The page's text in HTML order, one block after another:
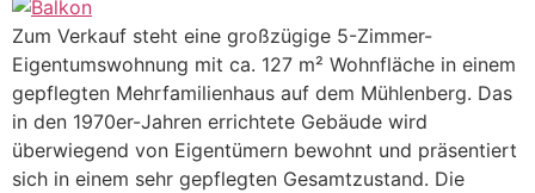
Zum Verkauf steht eine großzügige 5-Zimmer-
Eigentumswohnung mit ca. 127 m² Wohnfläche in einem
gepflegten Mehrfamilienhaus auf dem Mühlenberg. Das
in den 1970er-Jahren errichtete Gebäude wird
überwiegend von Eigentümern bewohnt und präsentiert
sich in einem sehr gepflegten Gesamtzustand. Die